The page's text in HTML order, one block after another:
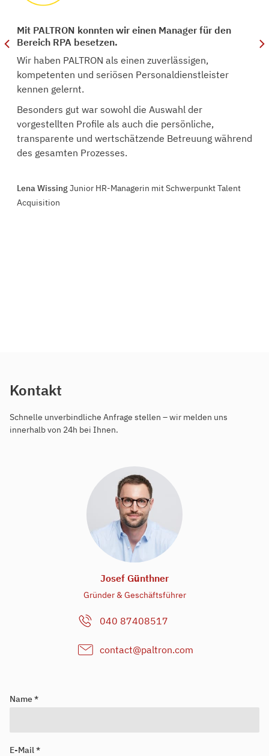
Mit PALTRON konnten wir einen Manager für den
Bereich RPA besetzen.
Wir haben PALTRON als einen zuverlässigen,
kompetenten und seriösen Personaldienstleister
kennen gelernt.
Besonders gut war sowohl die Auswahl der
vorgestellten Profile als auch die persönliche,
transparente und wertschätzende Betreuung während
des gesamten Prozesses.
Lena WissingJunior HR-Managerin mit Schwerpunkt Talent
Acquisition
Kontakt
Schnelle unverbindliche Anfrage stellen – wir melden uns
innerhalb von 24h bei Ihnen.
Josef Günthner
Gründer & Geschäftsführer
040 87408517
contact@paltron.com
Name *
E-Mail *